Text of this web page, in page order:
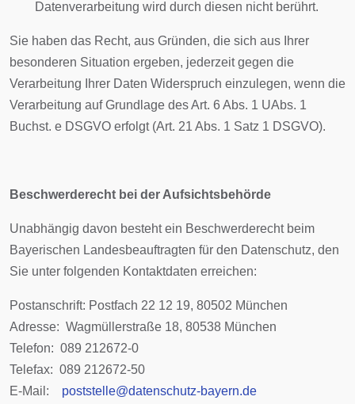
Datenverarbeitung wird durch diesen nicht berührt.
Sie haben das Recht, aus Gründen, die sich aus Ihrer
besonderen Situation ergeben, jederzeit gegen die
Verarbeitung Ihrer Daten Widerspruch einzulegen, wenn die
Verarbeitung auf Grundlage des Art. 6 Abs. 1 UAbs. 1
Buchst. e DSGVO erfolgt (Art. 21 Abs. 1 Satz 1 DSGVO).
Beschwerderecht bei der Aufsichtsbehörde
Unabhängig davon besteht ein Beschwerderecht beim
Bayerischen Landesbeauftragten für den Datenschutz, den
Sie unter folgenden Kontaktdaten erreichen:
Postanschrift: Postfach 22 12 19, 80502 München
Adresse: Wagmüllerstraße 18, 80538 München
Telefon: 089 212672-0
Telefax: 089 212672-50
E-Mail: poststelle@datenschutz-bayern.de